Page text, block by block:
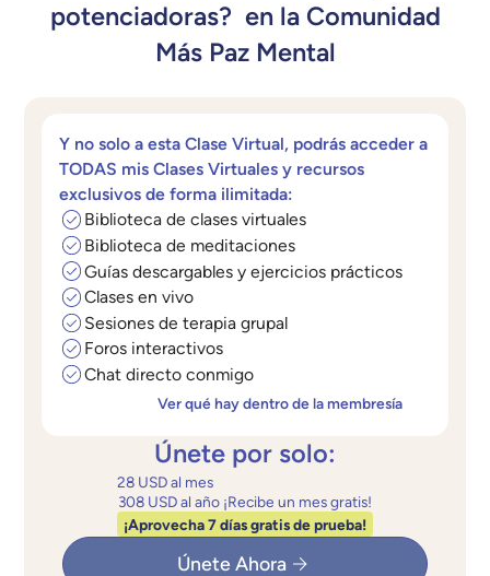
potenciadoras? en la Comunidad
Más Paz Mental
Y no solo a esta Clase Virtual, podrás acceder a
TODAS mis Clases Virtuales y recursos
exclusivos de forma ilimitada:
Biblioteca de clases virtuales
Biblioteca de meditaciones
Guías descargables y ejercicios prácticos
Clases en vivo
Sesiones de terapia grupal
Foros interactivos
Chat directo conmigo
Ver qué hay dentro de la membresía
Únete por solo:
28 USD al mes
308 USD al año ¡Recibe un mes gratis!
¡Aprovecha 7 días gratis de prueba!
Únete Ahora